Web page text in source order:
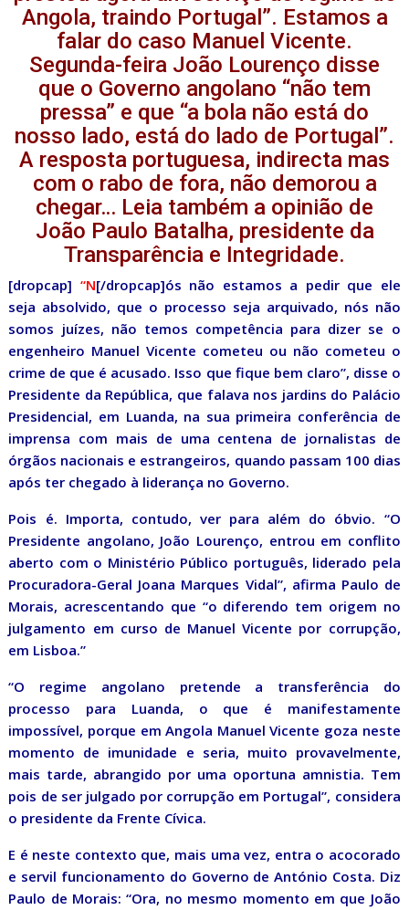
Angola, traindo Portugal”. Estamos a
falar do caso Manuel Vicente.
Segunda-feira João Lourenço disse
que o Governo angolano “não tem
pressa” e que “a bola não está do
nosso lado, está do lado de Portugal”.
A resposta portuguesa, indirecta mas
com o rabo de fora, não demorou a
chegar… Leia também a opinião de
João Paulo Batalha, presidente da
Transparência e Integridade.
[dropcap] “N[/dropcap]ós não estamos a pedir que ele
seja absolvido, que o processo seja arquivado, nós não
somos juízes, não temos competência para dizer se o
engenheiro Manuel Vicente cometeu ou não cometeu o
crime de que é acusado. Isso que fique bem claro”, disse o
Presidente da República, que falava nos jardins do Palácio
Presidencial, em Luanda, na sua primeira conferência de
imprensa com mais de uma centena de jornalistas de
órgãos nacionais e estrangeiros, quando passam 100 dias
após ter chegado à liderança no Governo.
Pois é. Importa, contudo, ver para além do óbvio. “O
Presidente angolano, João Lourenço, entrou em conflito
aberto com o Ministério Público português, liderado pela
Procuradora-Geral Joana Marques Vidal”, afirma Paulo de
Morais, acrescentando que “o diferendo tem origem no
julgamento em curso de Manuel Vicente por corrupção,
em Lisboa.”
“O regime angolano pretende a transferência do
processo para Luanda, o que é manifestamente
impossível, porque em Angola Manuel Vicente goza neste
momento de imunidade e seria, muito provavelmente,
mais tarde, abrangido por uma oportuna amnistia. Tem
pois de ser julgado por corrupção em Portugal”, considera
o presidente da Frente Cívica.
E é neste contexto que, mais uma vez, entra o acocorado
e servil funcionamento do Governo de António Costa. Diz
Paulo de Morais: “Ora, no mesmo momento em que João